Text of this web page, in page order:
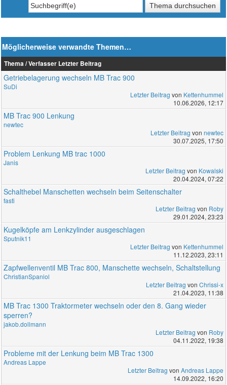
Möglicherweise verwandte Themen…
Thema / Verfasser Letzter Beitrag
Getriebelagerung wechseln MB Trac 900
SuDi
Letzter Beitrag von Kettenhummel
10.06.2026, 12:17
MB Trac 900 Lenkung
newtec
Letzter Beitrag von newtec
30.07.2025, 17:50
Problem Lenkung MB trac 1000
Janis
Letzter Beitrag von Kowalski
20.04.2024, 07:22
Schalthebel Manschetten wechseln beim Seitenschalter
fasti
Letzter Beitrag von Roby
29.01.2024, 23:23
Kugelköpfe am Lenkzylinder ausgeschlagen
Sputnik11
Letzter Beitrag von Kettenhummel
11.12.2023, 23:11
Zapfwellenventil MB Trac 800, Manschette wechseln, Schaltstellung
ChristianSpaniol
Letzter Beitrag von Chrissi-x
21.04.2023, 11:38
MB Trac 1300 Traktormeter wechseln oder den 8. Gang wieder
sperren?
jakob.dollmann
Letzter Beitrag von Roby
04.11.2022, 19:38
Probleme mit der Lenkung beim MB Trac 1300
Andreas Lappe
Letzter Beitrag von Andreas Lappe
14.09.2022, 16:20